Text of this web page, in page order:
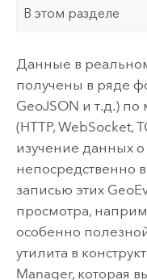
В этом разделе
Данные в
получены в ряде
GeoJSON и т.д.)
(HTTP, WebSocket,
изучение данных
непосредственно в
записью этих
просмотра,
особенно
утилита в
Manager, которая